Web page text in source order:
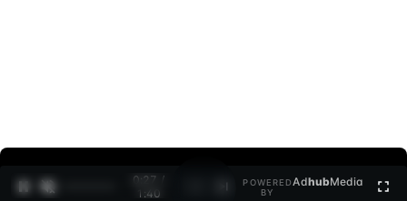
0:27 /
1:40
POWERED
BY
AdhubMedia